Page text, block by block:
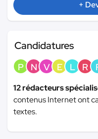
+
Candidatures
P N V E L R
12 rédacteurs
contenus Internet ont
textes.